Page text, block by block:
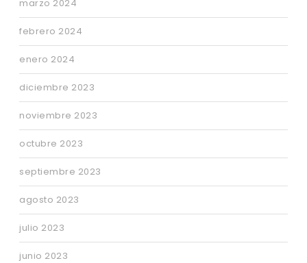
marzo 2024
febrero 2024
enero 2024
diciembre 2023
noviembre 2023
octubre 2023
septiembre 2023
agosto 2023
julio 2023
junio 2023